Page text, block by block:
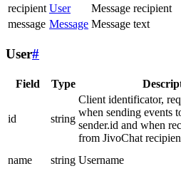
recipient User
Message recipient
message Message Message text
User#
Field Type
id string
Client identificator,
when sending events
sender.id and when
from JivoChat
name string Username